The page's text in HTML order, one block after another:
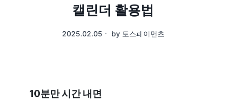
캘린더 활용법
2025.02.05 ㆍ by 토스페이먼츠
10분만 시간 내면